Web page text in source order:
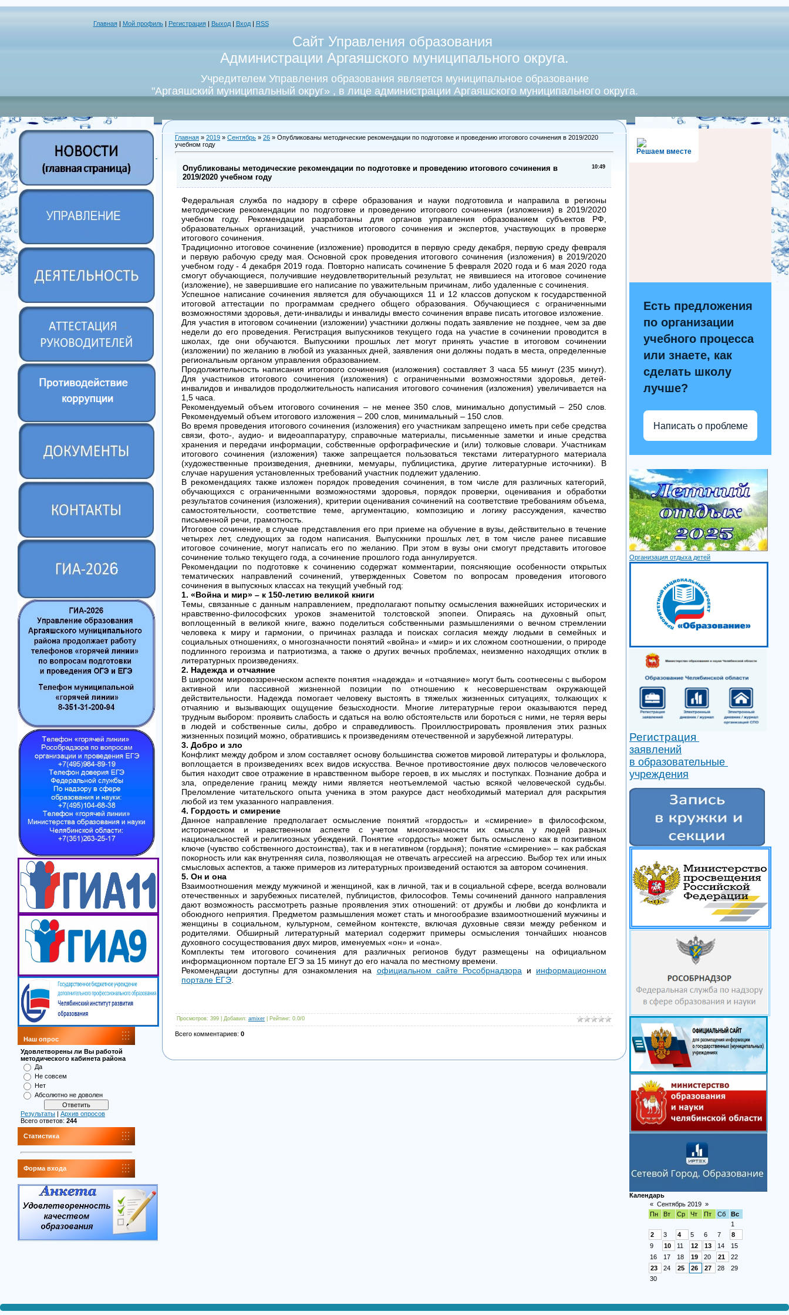
Главная| Мой профиль| Регистрация Выход| Вход RSS
Сайт Управления образования
Администрации Аргаяшского муниципального округа.
Учредителем Управления образования является муниципальное образование
"Аргаяшский муниципальный округ» , в лице администрации Аргаяшского муниципального округа.
Наш опрос
Удовлетворены ли Вы работой
методического кабинета района
Да
Не совсем
Нет
Абсолютно не доволен
Результаты
Архив опросов
Всего ответов: 244
Статистика
Форма входа
Главная » 2019 » Сентябрь » 26 » Опубликованы методические рекомендации по подготовке и проведению итогового сочинения в 2019/2020
учебном году
10:49
Опубликованы методические рекомендации по подготовке и проведению итогового сочинения в
2019/2020 учебном году
Федеральная служба по надзору в сфере образования и науки подготовила и направила в регионы
методические рекомендации по подготовке и проведению итогового сочинения (изложения) в 2019/2020
учебном году. Рекомендации разработаны для органов управления образованием субъектов РФ,
образовательных организаций, участников итогового сочинения и экспертов, участвующих в проверке
итогового сочинения.
Традиционно итоговое сочинение (изложение) проводится в первую среду декабря, первую среду февраля
и первую рабочую среду мая. Основной срок проведения итогового сочинения (изложения) в 2019/2020
учебном году - 4 декабря 2019 года. Повторно написать сочинение 5 февраля 2020 года и 6 мая 2020 года
смогут обучающиеся, получившие неудовлетворительный результат, не явившиеся на итоговое сочинение
(изложение), не завершившие его написание по уважительным причинам, либо удаленные с сочинения.
Успешное написание сочинения является для обучающихся 11 и 12 классов допуском к государственной
итоговой аттестации по программам среднего общего образования. Обучающиеся с ограниченными
возможностями здоровья, дети-инвалиды и инвалиды вместо сочинения вправе писать итоговое изложение.
Для участия в итоговом сочинении (изложении) участники должны подать заявление не позднее, чем за две
недели до его проведения. Регистрация выпускников текущего года на участие в сочинении проводится в
школах, где они обучаются. Выпускники прошлых лет могут принять участие в итоговом сочинении
(изложении) по желанию в любой из указанных дней, заявления они должны подать в места, определенные
региональным органом управления образованием.
Продолжительность написания итогового сочинения (изложения) составляет 3 часа 55 минут (235 минут).
Для участников итогового сочинения (изложения) с ограниченными возможностями здоровья, детей-
инвалидов и инвалидов продолжительность написания итогового сочинения (изложения) увеличивается на
1,5 часа.
Рекомендуемый объем итогового сочинения – не менее 350 слов, минимально допустимый – 250 слов.
Рекомендуемый объем итогового изложения – 200 слов, минимальный – 150 слов.
Во время проведения итогового сочинения (изложения) его участникам запрещено иметь при себе средства
связи, фото-, аудио- и видеоаппаратуру, справочные материалы, письменные заметки и иные средства
хранения и передачи информации, собственные орфографические и (или) толковые словари. Участникам
итогового сочинения (изложения) также запрещается пользоваться текстами литературного материала
(художественные произведения, дневники, мемуары, публицистика, другие литературные источники). В
случае нарушения установленных требований участник подлежит удалению.
В рекомендациях также изложен порядок проведения сочинения, в том числе для различных категорий,
обучающихся с ограниченными возможностями здоровья, порядок проверки, оценивания и обработки
результатов сочинения (изложения), критерии оценивания сочинений на соответствие требованиям объема,
самостоятельности, соответствие теме, аргументацию, композицию и логику рассуждения, качество
письменной речи, грамотность.
Итоговое сочинение, в случае представления его при приеме на обучение в вузы, действительно в течение
четырех лет, следующих за годом написания. Выпускники прошлых лет, в том числе ранее писавшие
итоговое сочинение, могут написать его по желанию. При этом в вузы они смогут представить итоговое
сочинение только текущего года, а сочинение прошлого года аннулируется.
Рекомендации по подготовке к сочинению содержат комментарии, поясняющие особенности открытых
тематических направлений сочинений, утвержденных Советом по вопросам проведения итогового
сочинения в выпускных классах на текущий учебный год:
1. «Война и мир» – к 150-летию великой книги
Темы, связанные с данным направлением, предполагают попытку осмысления важнейших исторических и
нравственно-философских уроков знаменитой толстовской эпопеи. Опираясь на духовный опыт,
воплощенный в великой книге, важно поделиться собственными размышлениями о вечном стремлении
человека к миру и гармонии, о причинах разлада и поисках согласия между людьми в семейных и
социальных отношениях, о многозначности понятий «война» и «мир» и их сложном соотношении, о природе
подлинного героизма и патриотизма, а также о других вечных проблемах, неизменно находящих отклик в
литературных произведениях.
2. Надежда и отчаяние
В широком мировоззренческом аспекте понятия «надежда» и «отчаяние» могут быть соотнесены с выбором
активной или пассивной жизненной позиции по отношению к несовершенствам окружающей
действительности. Надежда помогает человеку выстоять в тяжелых жизненных ситуациях, толкающих к
отчаянию и вызывающих ощущение безысходности. Многие литературные герои оказываются перед
трудным выбором: проявить слабость и сдаться на волю обстоятельств или бороться с ними, не теряя веры
в людей и собственные силы, добро и справедливость. Проиллюстрировать проявления этих разных
жизненных позиций можно, обратившись к произведениям отечественной и зарубежной литературы.
3. Добро и зло
Конфликт между добром и злом составляет основу большинства сюжетов мировой литературы и фольклора,
воплощается в произведениях всех видов искусства. Вечное противостояние двух полюсов человеческого
бытия находит свое отражение в нравственном выборе героев, в их мыслях и поступках. Познание добра и
зла, определение границ между ними является неотъемлемой частью всякой человеческой судьбы.
Преломление читательского опыта ученика в этом ракурсе даст необходимый материал для раскрытия
любой из тем указанного направления.
4. Гордость и смирение
Данное направление предполагает осмысление понятий «гордость» и «смирение» в философском,
историческом и нравственном аспекте с учетом многозначности их смысла у людей разных
национальностей и религиозных убеждений. Понятие «гордость» может быть осмыслено как в позитивном
ключе (чувство собственного достоинства), так и в негативном (гордыня); понятие «смирение» – как рабская
покорность или как внутренняя сила, позволяющая не отвечать агрессией на агрессию. Выбор тех или иных
смысловых аспектов, а также примеров из литературных произведений остаются за автором сочинения.
5. Он и она
Взаимоотношения между мужчиной и женщиной, как в личной, так и в социальной сфере, всегда волновали
отечественных и зарубежных писателей, публицистов, философов. Темы сочинений данного направления
дают возможность рассмотреть разные проявления этих отношений: от дружбы и любви до конфликта и
обоюдного неприятия. Предметом размышления может стать и многообразие взаимоотношений мужчины и
женщины в социальном, культурном, семейном контексте, включая духовные связи между ребенком и
родителями. Обширный литературный материал содержит примеры осмысления тончайших нюансов
духовного сосуществования двух миров, именуемых «он» и «она».
Комплекты тем итогового сочинения для различных регионов будут размещены на официальном
информационном портале ЕГЭ за 15 минут до его начала по местному времени.
Рекомендации доступны для ознакомления на официальном сайте Рособрнадзора и информационном
портале ЕГЭ
Просмотров: 399 | Добавил: amixer Рейтинг: 0.0/0
Всего комментариев: 0
Решаем вместе
Есть предложения
по организации
учебного процесса
или знаете, как
сделать школу
лучше?
Написать о проблеме
Организация отдыха детей
Регистрация
заявлений
в образовательные
учреждения
Календарь
« Сентябрь 2019 »
Пн
Вт Ср Чт Пт Сб
Вс
1
2
3 4 5 6 7
8
9
10 11 12 13 14
15
16
17 18 19 20 21
22
23
24 25 26 27 28
29
30